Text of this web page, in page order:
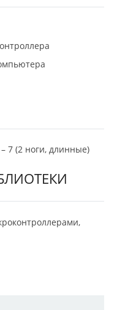
7 (2 ноги, длинные)